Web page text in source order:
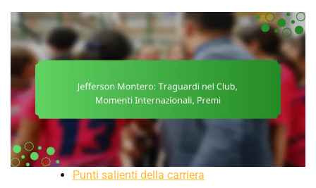
Punti salienti della carriera